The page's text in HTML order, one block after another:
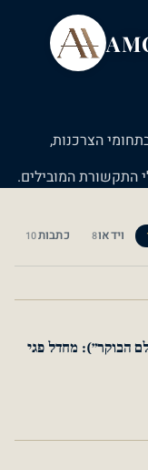
המובילים.
כתבות10
מחדל פגי